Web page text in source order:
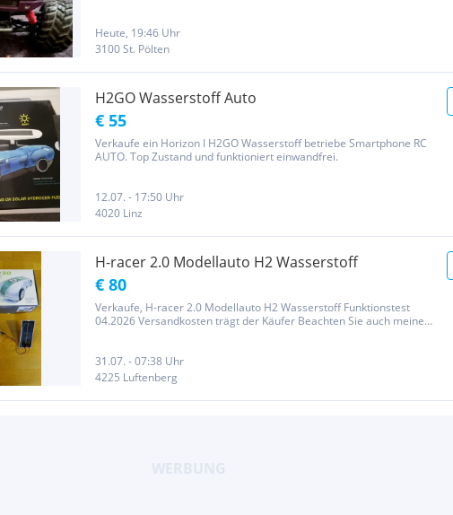
Heute, 19:46 Uhr
3100 St. Pölten
H2GO Wasserstoff Auto
€ 55
Verkaufe ein Horizon I H2GO Wasserstoff betriebe Smartphone RC
AUTO. Top Zustand und funktioniert einwandfrei.
12.07. - 17:50 Uhr
4020 Linz
H-racer 2.0 Modellauto H2 Wasserstoff
€ 80
Verkaufe, H-racer 2.0 Modellauto H2 Wasserstoff Funktionstest
04.2026 Versandkosten trägt der Käufer Beachten Sie auch meine
31.07. - 07:38 Uhr
4225 Luftenberg